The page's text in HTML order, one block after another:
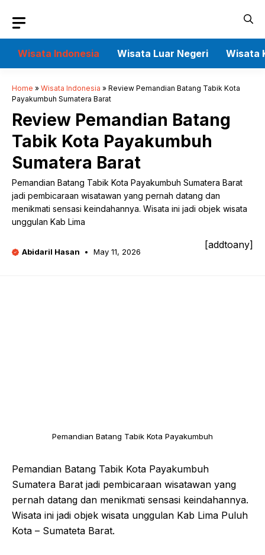
content
Wisata Indonesia
Wisata Luar Negeri Wisata
Home » Wisata Indonesia » Review Pemandian Batang Tabik Kota
Payakumbuh Sumatera Barat
Review Pemandian Batang
Tabik Kota Payakumbuh
Sumatera Barat
Pemandian Batang Tabik Kota Payakumbuh Sumatera Barat
jadi pembicaraan wisatawan yang pernah datang dan
menikmati sensasi keindahannya. Wisata ini jadi objek wisata
unggulan Kab Lima
Abidaril Hasan May 11, 2026
[addtoany]
Pemandian Batang Tabik Kota Payakumbuh
Pemandian Batang Tabik Kota Payakumbuh
Sumatera Barat jadi pembicaraan wisatawan yang
pernah datang dan menikmati sensasi keindahannya.
Wisata ini jadi objek wisata unggulan Kab Lima Puluh
Kota – Sumateta Barat.